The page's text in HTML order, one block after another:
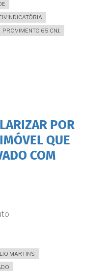
PROVIMENTO 65 CNJ.
POR
QUE
COM
MARTINS